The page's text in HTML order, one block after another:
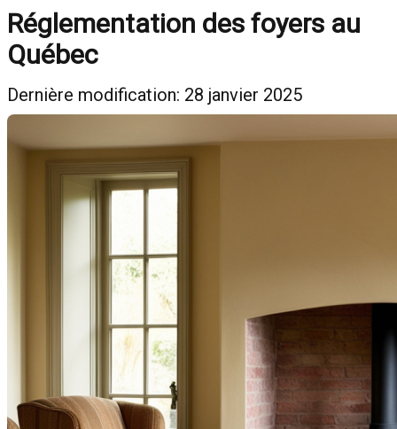
Réglementation des foyers au
Québec
Dernière modification: 28 janvier 2025